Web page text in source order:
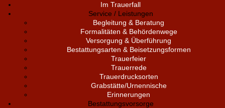
Im Trauerfall
Service / Leistungen
Begleitung & Beratung
Formalitäten & Behördenwege
Versorgung & Überführung
Bestattungsarten & Beisetzungsformen
Trauerfeier
Trauerrede
Trauerdrucksorten
Grabstätte/Urnennische
Erinnerungen
Bestattungsvorsorge